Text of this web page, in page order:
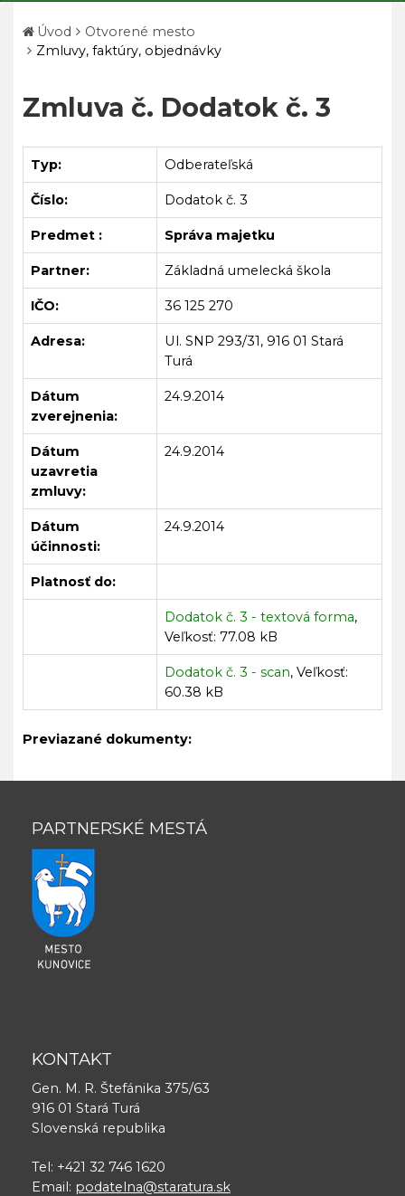
Úvod
Otvorené mesto
Zmluvy, faktúry, objednávky
Zmluva č. Dodatok č. 3
Typ: Odberateľská
Číslo: Dodatok č. 3
Predmet : Správa majetku
Partner: Základná umelecká škola
IČO: 36 125 270
Adresa:
Ul. SNP 293/31, 916 01 Stará
Turá
Dátum
zverejnenia:
24.9.2014
Dátum
uzavretia
zmluvy:
24.9.2014
Dátum
účinnosti:
24.9.2014
Platnosť do:
Dodatok č. 3 - textová forma,
Veľkosť: 77.08 kB
Dodatok č. 3 - scan, Veľkosť:
60.38 kB
Previazané dokumenty:
PARTNERSKÉ MESTÁ
KONTAKT
Gen. M. R. Štefánika 375/63
916 01 Stará Turá
Slovenská republika
Tel: +421 32 746 1620
Email: podatelna@staratura.sk